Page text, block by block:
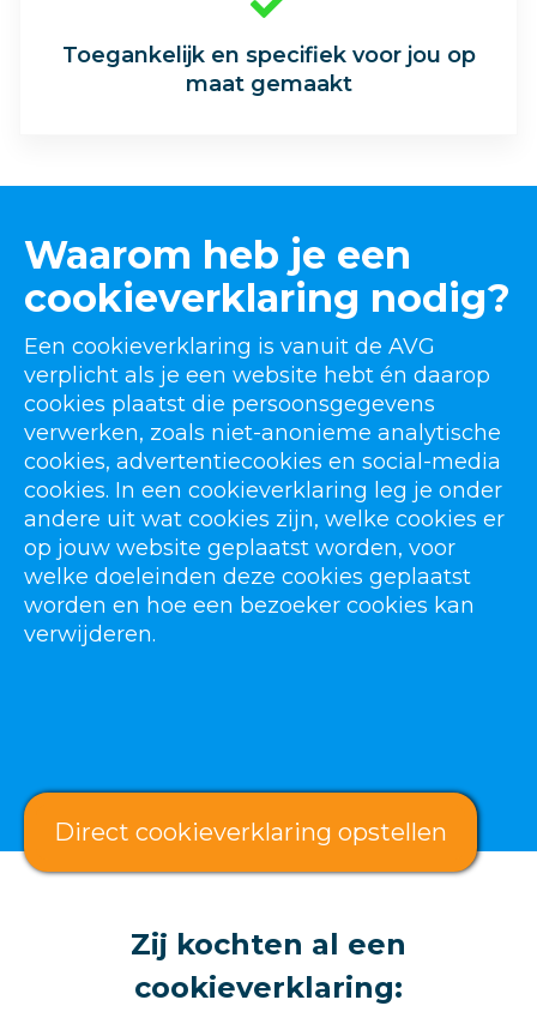
Toegankelijk en specifiek voor jou op
maat gemaakt
Waarom heb je een
cookieverklaring nodig?
Een cookieverklaring is vanuit de AVG
verplicht als je een website hebt én daarop
cookies plaatst die persoonsgegevens
verwerken, zoals niet-anonieme analytische
cookies, advertentiecookies en social-media
cookies. In een cookieverklaring leg je onder
andere uit wat cookies zijn, welke cookies er
op jouw website geplaatst worden, voor
welke doeleinden deze cookies geplaatst
worden en hoe een bezoeker cookies kan
verwijderen.
Direct cookieverklaring opstellen
Zij kochten al een
cookieverklaring: